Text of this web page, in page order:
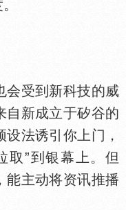
受到新科技的威
自新成立于矽谷的
法诱引你上门，
取”到银幕上。但
能主动将资讯推播